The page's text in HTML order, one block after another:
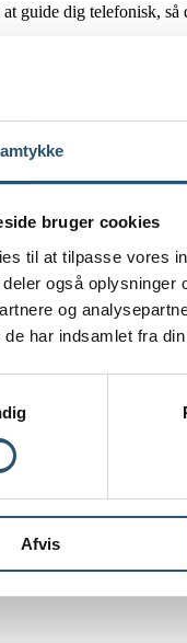
bruger cookies
til at tilpasse vores
også oplysninger
og
har indsamlet fra
Afvis
guide dig telefonisk,
til at kontakte os.
kan vi begrænse